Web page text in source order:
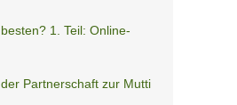
1. Teil: Online-
Partnerschaft zur Mutti